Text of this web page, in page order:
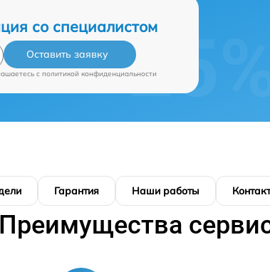
со специалистом
Оставить заявку
c политикой конфиденциальности
Гарантия Наши работы
Преимущества